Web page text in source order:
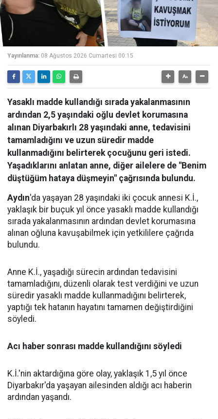
Yayınlanma: 08 Ağustos 2026 Cumartesi 00:15
Yasaklı madde kullandığı sırada yakalanmasının
ardından 2,5 yaşındaki oğlu devlet korumasına
alınan Diyarbakırlı 28 yaşındaki anne, tedavisini
tamamladığını ve uzun süredir madde
kullanmadığını belirterek çocuğunu geri istedi.
Yaşadıklarını anlatan anne, diğer ailelere de "Benim
düştüğüm hataya düşmeyin" çağrısında bulundu.
Aydın'da yaşayan 28 yaşındaki iki çocuk annesi K.İ.,
yaklaşık bir buçuk yıl önce yasaklı madde kullandığı
sırada yakalanmasının ardından devlet korumasına
alınan oğluna kavuşabilmek için yetkililere çağrıda
bulundu.
Anne K.İ., yaşadığı sürecin ardından tedavisini
tamamladığını, düzenli olarak test verdiğini ve uzun
süredir yasaklı madde kullanmadığını belirterek,
yaptığı tek hatanın hayatını tamamen değiştirdiğini
söyledi.
Acı haber sonrası madde kullandığını söyledi
K.İ.'nin aktardığına göre olay, yaklaşık 1,5 yıl önce
Diyarbakır'da yaşayan ailesinden aldığı acı haberin
ardından yaşandı.